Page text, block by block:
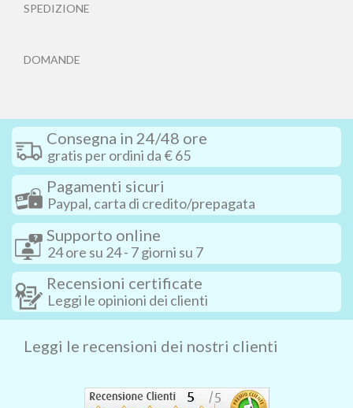
SPEDIZIONE
DOMANDE
Consegna in 24/48 ore
gratis per ordini da € 65
Pagamenti sicuri
Paypal, carta di credito/prepagata
Supporto online
24 ore su 24 - 7 giorni su 7
Recensioni certificate
Leggi le opinioni dei clienti
Leggi le recensioni dei nostri clienti